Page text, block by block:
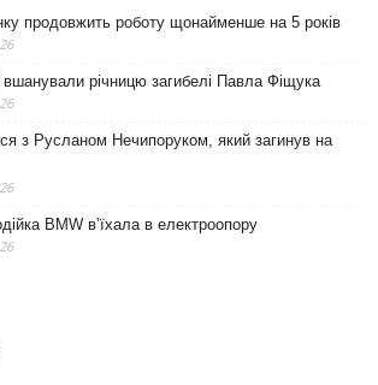
продовжить роботу щонайменше на 5 років
вшанували річницю загибелі Павла Фіщука
з Русланом Нечипоруком, який загинув на
BMW в’їхала в електроопору